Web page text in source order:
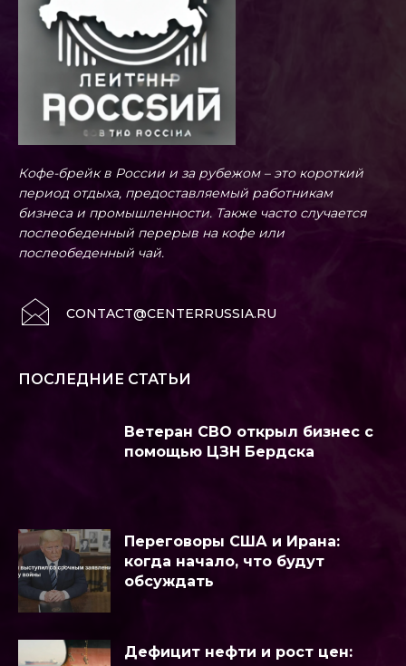
Кофе-брейк в России и за рубежом – это короткий
период отдыха, предоставляемый работникам
бизнеса и промышленности. Также часто случается
послеобеденный перерыв на кофе или
послеобеденный чай.
CONTACT@CENTERRUSSIA.RU
ПОСЛЕДНИЕ СТАТЬИ
Ветеран СВО открыл бизнес с
помощью ЦЗН Бердска
Переговоры США и Ирана:
когда начало, что будут
обсуждать
Дефицит нефти и рост цен: